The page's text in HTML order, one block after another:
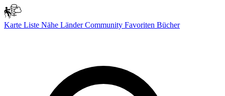
Karte Liste Nähe LänderCommunity Favoriten Bücher